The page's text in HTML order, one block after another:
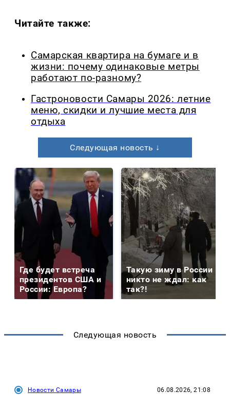
Читайте также:
Самарская квартира на бумаге и в
жизни: почему одинаковые метры
работают по-разному?
Гастроновости Самары 2026: летние
меню, скидки и лучшие места для
отдыха
Следующая новость ↓
Где будет встреча
президентов США и
России: Европа?
Такую зиму в России
никто не ждал: как
так?!
Следующая новость
Новости Самары 06.08.2026, 21:08